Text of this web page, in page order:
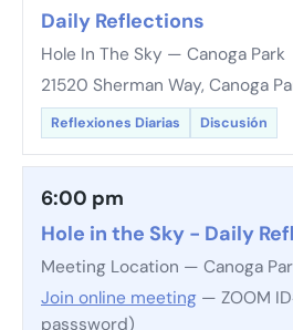
Daily Reflections
Hole In The Sky — Canoga Park
21520 Sherman Way, Canoga
Reflexiones Diarias Discusión
6:00 pm
Hole in the Sky - Daily
Meeting Location — Canoga
Join online meeting — ZOOM
passsword)